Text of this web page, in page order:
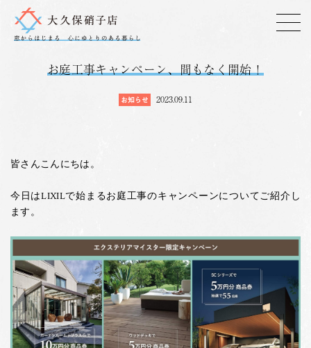
お庭工事キャンペーン、間もなく開始！
お知らせ 2023.09.11
皆さんこんにちは。
今日はLIXILで始まるお庭工事のキャンペーンについてご紹介し
ます。